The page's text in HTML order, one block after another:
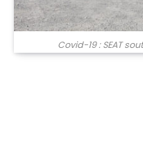
Covid-19 : SEAT